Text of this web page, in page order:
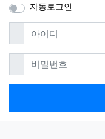
자동로그인
아이디필수
비밀번호필수